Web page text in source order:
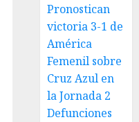
Pronostican
victoria 3-1 de
América
Femenil sobre
Cruz Azul en
la Jornada 2
Defunciones